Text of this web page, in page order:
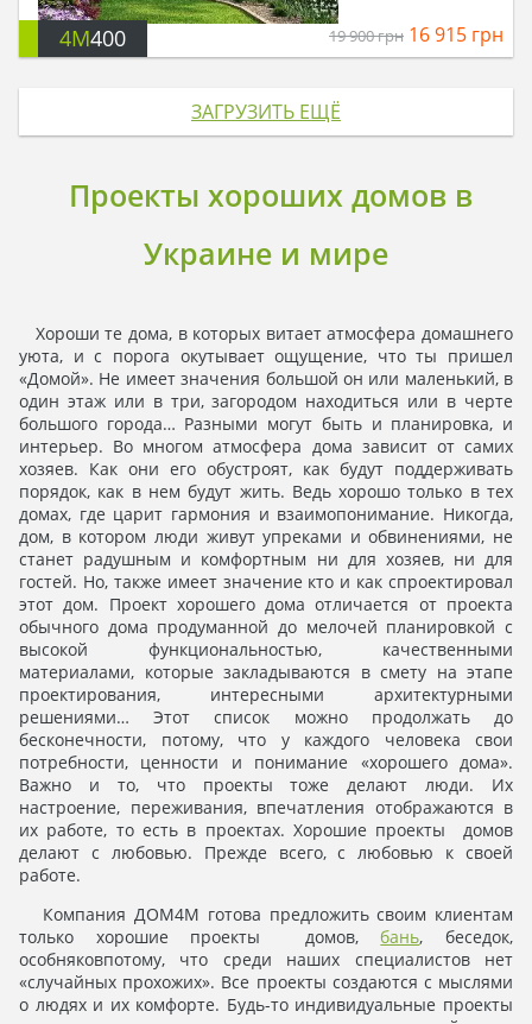
4M400 19 900грн 16 915 грн
ЗАГРУЗИТЬ ЕЩЁ
Проекты хороших домов в
Украине и мире
Хороши те дома, в которых витает атмосфера домашнего
уюта, и с порога окутывает ощущение, что ты пришел
«Домой». Не имеет значения большой он или маленький, в
один этаж или в три, загородом находиться или в черте
большого города… Разными могут быть и планировка, и
интерьер. Во многом атмосфера дома зависит от самих
хозяев. Как они его обустроят, как будут поддерживать
порядок, как в нем будут жить. Ведь хорошо только в тех
домах, где царит гармония и взаимопонимание. Никогда,
дом, в котором люди живут упреками и обвинениями, не
станет радушным и комфортным ни для хозяев, ни для
гостей. Но, также имеет значение кто и как спроектировал
этот дом. Проект хорошего дома отличается от проекта
обычного дома продуманной до мелочей планировкой с
высокой функциональностью, качественными
материалами, которые закладываются в смету на этапе
проектирования, интересными архитектурными
решениями… Этот список можно продолжать до
бесконечности, потому, что у каждого человека свои
потребности, ценности и понимание «хорошего дома».
Важно и то, что проекты тоже делают люди. Их
настроение, переживания, впечатления отображаются в
их работе, то есть в проектах. Хорошие проекты домов
делают с любовью. Прежде всего, с любовью к своей
работе.
Компания ДОМ4М готова предложить своим клиентам
только хорошие проекты домов,бань, беседок,
особняковпотому, что среди наших специалистов нет
«случайных прохожих». Все проекты создаются с мыслями
о людях и их комфорте. Будь-то индивидуальные проекты